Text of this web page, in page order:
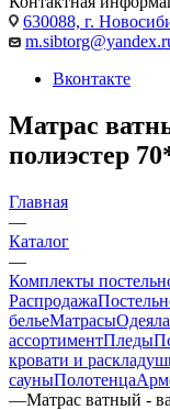
630088, г.
Вконтакте
Матрас
полиэстер
Главная
—
Каталог
—
Комплекты
Распродажа
бельеМатрасыОдеяла
ассортиментПледы
кровати и
сауныПолотенца
—Матрас ватный -